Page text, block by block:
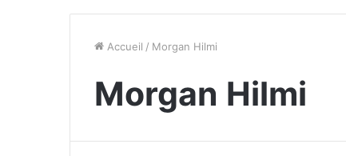
Accueil / Morgan Hilmi
Morgan Hilmi